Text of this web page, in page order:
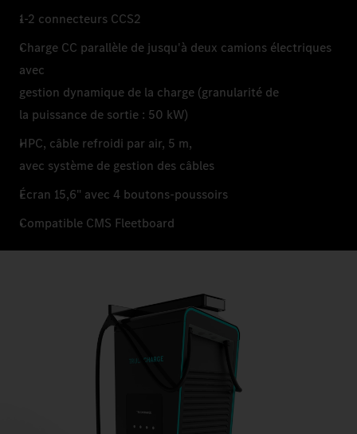
1-2 connecteurs CCS2
Charge CC parallèle de jusqu'à deux camions électriques
avec
gestion dynamique de la charge (granularité de
la puissance de sortie : 50 kW)
HPC, câble refroidi par air, 5 m,
avec système de gestion des câbles
Écran 15,6" avec 4 boutons-poussoirs
Compatible CMS Fleetboard